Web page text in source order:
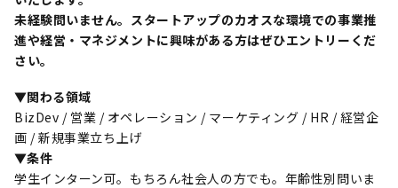
未経験問いません。スタートアップのカオスな環境での事業推
進や経営・マネジメントに興味がある方はぜひエントリーくだ
さい。
▼関わる領域
BizDev / 営業 / オペレーション / マーケティング / HR / 経営企
画 / 新規事業立ち上げ
▼条件
学生インターン可。もちろん社会人の方でも。年齢性別問いま